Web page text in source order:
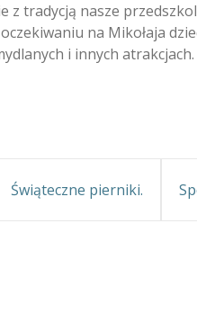
z tradycją nasze
na Mikołaja
i innych atrakcjach.
Świąteczne pierniki.